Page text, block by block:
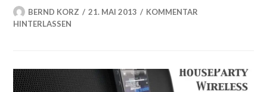
BERND KORZ 21. MAI 2013
KOMMENTAR
HINTERLASSEN